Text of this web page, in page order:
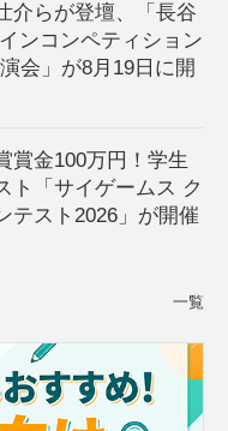
介らが登壇、「長谷
ンコンペティション
会」が8月19日に開
賞金100万円！学生
ト「サイゲームス ク
テスト2026」が開催
一覧